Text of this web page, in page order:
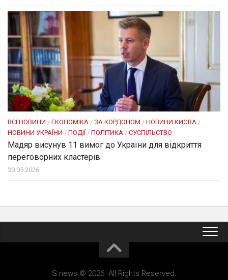
ВСІ НОВИНИ / ЕКОНОМІКА / ЗА КОРДОНОМ / НОВИНИ КИЄВА /
НОВИНИ УКРАЇНИ / ПОДІЇ / ПОЛІТИКА / СУСПІЛЬСТВО
Мадяр висунув 11 вимог до України для відкриття
переговорних кластерів
30.05.2026
S news © 2026. All Rights Reserved.